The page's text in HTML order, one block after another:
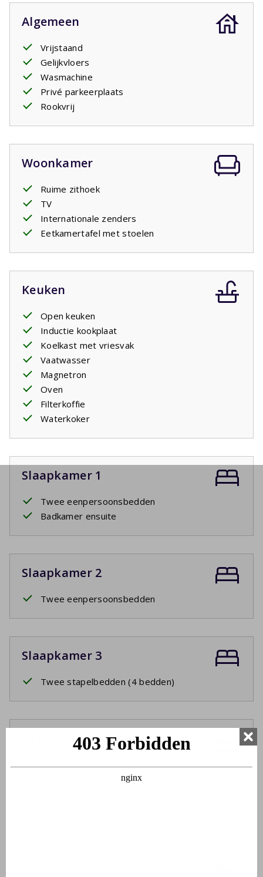
De villa beschikt over drie ruime slaapkamers met
voldoende kastruimte. De masterbedroom heeft een
badkamer ensuite met wastafel, inloopdouche en toilet.
De tweede slaapkamer heeft twee bedden en de derde
slaapkamer is ingericht met twee stapelbedden. De
gasten van deze slaapkamers maken gebruik van de
tweede badkamer met wastafel en inloopdouche en een
apart toilet. In het vakantiehuis is ook een wasmachine.
Op het overdekte terras met tuinmeubilair kunt u met
Algemeen
Vrijstaand
Gelijkvloers
Wasmachine
Privé parkeerplaats
Rookvrij
Woonkamer
Ruime zithoek
TV
Internationale zenders
Eetkamertafel met stoelen
Keuken
Open keuken
Inductie kookplaat
Koelkast met vriesvak
Vaatwasser
Magnetron
Oven
Filterkoffie
Waterkoker
Slaapkamer 1
Twee eenpersoonsbedden
Badkamer ensuite
Slaapkamer 2
Twee eenpersoonsbedden
Slaapkamer 3
Twee stapelbedden (4 bedden)
Badkamer 1
Wastafel